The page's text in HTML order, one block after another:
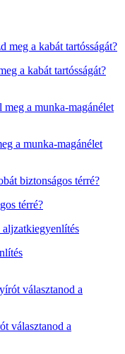
a kabát tartósságát?
a munka-magánélet
térré?
választanod a